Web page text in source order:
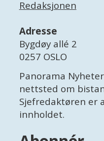
Redaksjonen
Adresse
Bygdøy allé 2
0257 OSLO
Panorama
nettsted om
Sjefredaktøren er
innholdet.